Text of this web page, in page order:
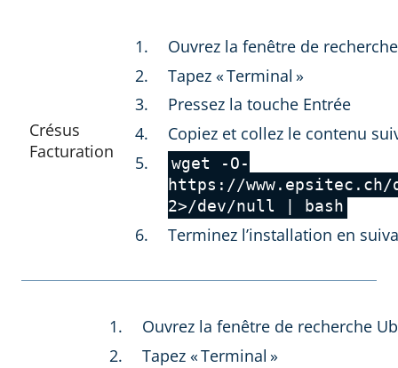
Crésus
Facturation
Ouvrez la fenêtre de
Tapez « Terminal »
Pressez la touche Entrée
Copiez et collez le contenu
wget -O-
https://
2>/dev/null | bash
Terminez l’installation en
Ouvrez la fenêtre de recherche
Tapez « Terminal »